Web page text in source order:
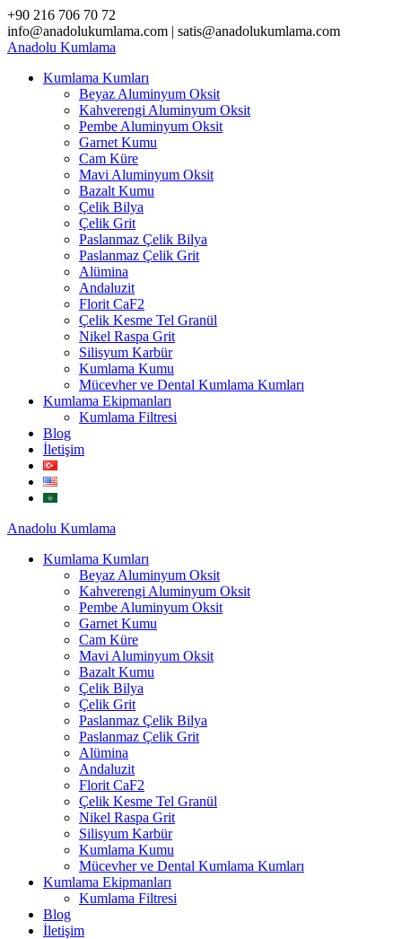
Skip
to
content
+90 216 706 70 72
info@anadolukumlama.com | satis@anadolukumlama.com
Anadolu Kumlama
Kumlama Kumları
Beyaz Aluminyum Oksit
Kahverengi Aluminyum Oksit
Pembe Aluminyum Oksit
Garnet Kumu
Cam Küre
Mavi Aluminyum Oksit
Bazalt Kumu
Çelik Bilya
Çelik Grit
Paslanmaz Çelik Bilya
Paslanmaz Çelik Grit
Alümina
Andaluzit
Florit CaF2
Çelik Kesme Tel Granül
Nikel Raspa Grit
Silisyum Karbür
Kumlama Kumu
Mücevher ve Dental Kumlama Kumları
Kumlama Ekipmanları
Kumlama Filtresi
Blog
İletişim
Anadolu Kumlama
Kumlama Kumları
Beyaz Aluminyum Oksit
Kahverengi Aluminyum Oksit
Pembe Aluminyum Oksit
Garnet Kumu
Cam Küre
Mavi Aluminyum Oksit
Bazalt Kumu
Çelik Bilya
Çelik Grit
Paslanmaz Çelik Bilya
Paslanmaz Çelik Grit
Alümina
Andaluzit
Florit CaF2
Çelik Kesme Tel Granül
Nikel Raspa Grit
Silisyum Karbür
Kumlama Kumu
Mücevher ve Dental Kumlama Kumları
Kumlama Ekipmanları
Kumlama Filtresi
Blog
İletişim